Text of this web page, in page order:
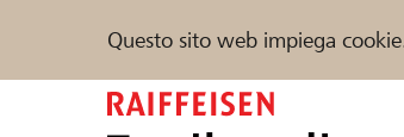
Questo sito web impiega